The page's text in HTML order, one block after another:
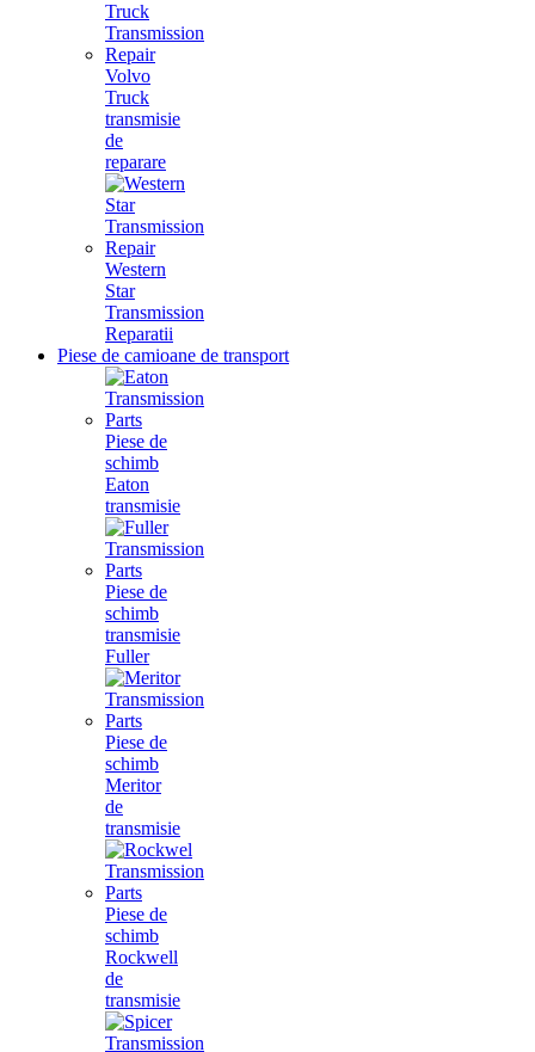
Volvo
Truck
transmisie
de
reparare
Western
Star
Transmission
Reparatii
Piese de camioane de transport
Piese de
schimb
Eaton
transmisie
Piese de
schimb
transmisie
Fuller
Piese de
schimb
Meritor
de
transmisie
Piese de
schimb
Rockwell
de
transmisie